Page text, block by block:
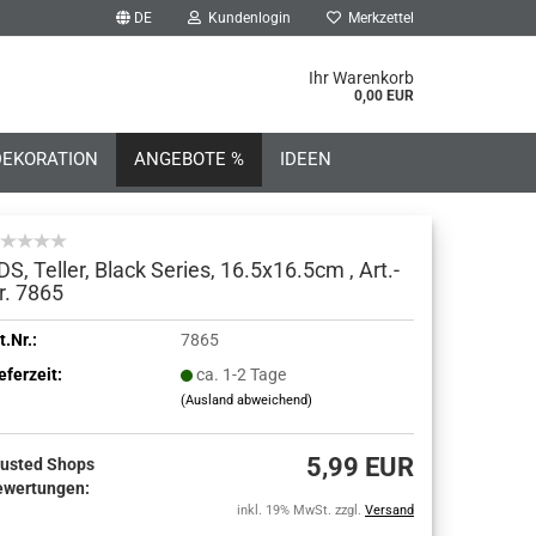
DE Kundenlogin
erstellen
vergessen?
Merkzettel
Ihr Warenkorb
0,00 EUR
ANGEBOTE % IDEEN
Teller, Black Series, 16.5x16.5cm , Art.-
7865
7865
ca. 1-2 Tage
(Ausland abweichend)
Shops
5,99 EUR
inkl. 19% MwSt. zzgl. Versand